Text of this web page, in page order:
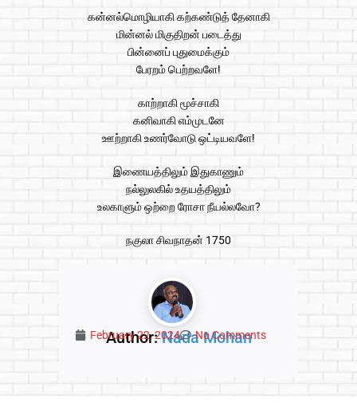
கன்னல்மொழியாகி கற்கண்டுத் தேனாகி
மின்னல் மிகுதிறன் படைத்து
பின்னைப் புதுமைக்கும்
பேரறம் பெற்றவளே!
காற்றாகி மூச்சாகி
கனிவாகி எம்முடனே
ஊற்றாகி உணர்வோடு ஒட்டியவளே!
இணையத்திலும் இதுகாணும்
நல்லுலகில் உதயத்திலும்
உலகாளும் ஒற்றை ரோசா நீயல்லவோ?
நகுலா சிவநாதன் 1750
Author:Nada Mohan
February 22, 2024 No Comments